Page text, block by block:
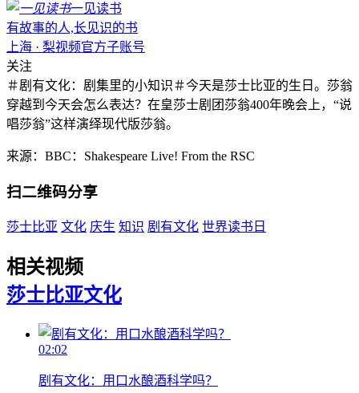
一见读书
有故事的人,长见识的书
上海 · 梨视频官方子账号
关注
＃剧有文化：剧集里的小知识＃今天是莎士比亚的生日。莎翁
穿越到今天会怎么表达？在皇莎士剧团莎翁400年晚会上，“说
唱莎翁”这样演绎现代版莎翁。
来源：BBC：Shakespeare Live! From the RSC
扫二维码分享
莎士比亚 文化 庆生 知识 剧有文化 世界读书日
相关视频
莎士比亚文化
02:02
剧有文化：用口水酿酒科学吗？